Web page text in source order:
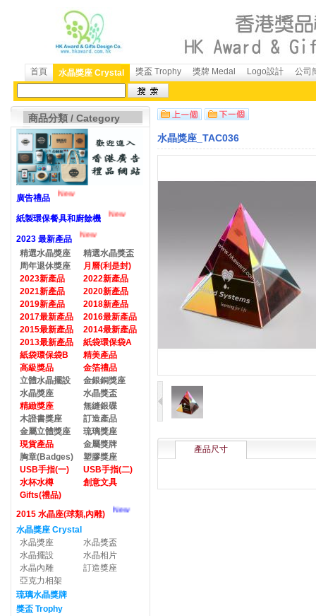
首頁 水晶獎座 Crystal 獎盃 Trophy 獎牌 Medal Logo設計 公司
商品分類 / Category
廣告禮品 New
紙製環保餐具和廚餘機 New
2023 最新產品
New
精選水晶獎座
精選水晶獎盃
周年退休獎座
月曆(利是封)
2023新產品
2022新產品
2021新產品
2020新產品
2019新產品
2018新產品
2017最新產品
2016最新產品
2015最新產品
2014最新產品
2013最新產品
紙袋環保袋A
紙袋環保袋B
精美產品
高級獎品
金箔禮品
立體水晶擺設
金銀銅獎座
水晶獎座
水晶獎盃
精緻獎座
無縫銀碟
木證書獎座
訂造產品
金屬立體獎座
琉璃獎座
現貨產品
金屬獎牌
胸章(Badges)
塑膠獎座
USB手指(一)
USB手指(二)
水杯水樽
創意文具
Gifts(禮品)
2015 水晶座(球類,內雕)
New
水晶獎座 Crystal
水晶獎座
水晶獎盃
水晶擺設
水晶相片
水晶內雕
訂造獎座
亞克力相架
琉璃水晶獎牌
獎盃 Trophy
水晶獎座_TAC036
產品尺寸